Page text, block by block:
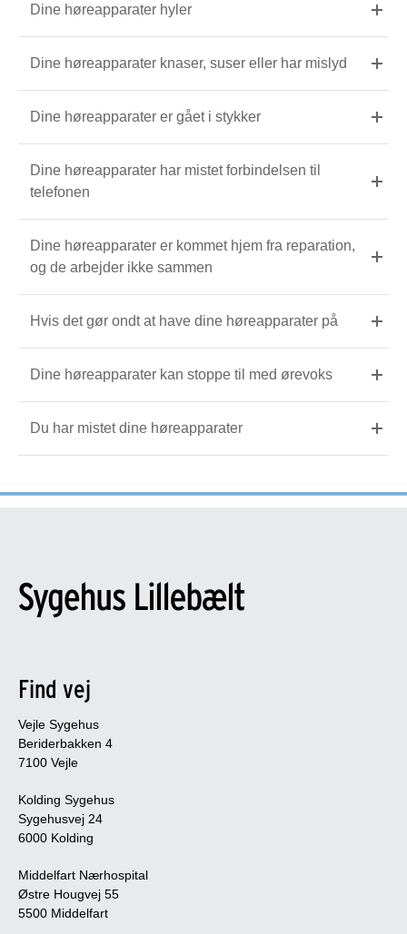
Dine høreapparater hyler
Dine høreapparater knaser, suser eller har mislyd
Dine høreapparater er gået i stykker
Dine høreapparater har mistet forbindelsen til
telefonen
Dine høreapparater er kommet hjem fra reparation,
og de arbejder ikke sammen
Hvis det gør ondt at have dine høreapparater på
Dine høreapparater kan stoppe til med ørevoks
Du har mistet dine høreapparater
Find vej
Vejle Sygehus
Beriderbakken 4
7100 Vejle
Kolding Sygehus
Sygehusvej 24
6000 Kolding
Middelfart Nærhospital
Østre Hougvej 55
5500 Middelfart